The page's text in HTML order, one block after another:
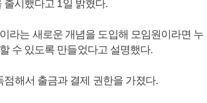
출시했다고 1일 밝혔다.
라는 새로운 개념을 도입해 모임원이라면 누
수 있도록 만들었다고 설명했다.
해서 출금과 결제 권한을 가졌다.